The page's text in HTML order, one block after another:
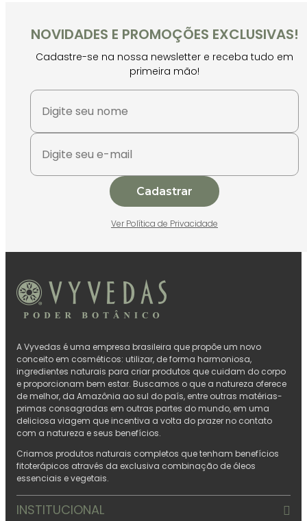
NOVIDADES E PROMOÇÕES EXCLUSIVAS!
Cadastre-se na nossa newsletter e receba tudo em
primeira mão!
Cadastrar
Ver Política de Privacidade
A Vyvedas é uma empresa brasileira que propõe um novo
conceito em cosméticos: utilizar, de forma harmoniosa,
ingredientes naturais para criar produtos que cuidam do corpo
e proporcionam bem estar. Buscamos o que a natureza oferece
de melhor, da Amazônia ao sul do país, entre outras matérias-
primas consagradas em outras partes do mundo, em uma
deliciosa viagem que incentiva a volta do prazer no contato
com a natureza e seus benefícios.
Criamos produtos naturais completos que tenham benefícios
fitoterápicos através da exclusiva combinação de óleos
essenciais e vegetais.
INSTITUCIONAL